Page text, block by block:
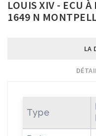
LOUIS XIV - ECU
1649 N
LA
Type